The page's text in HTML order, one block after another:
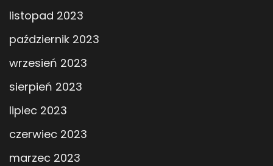
listopad 2023
październik 2023
wrzesień 2023
sierpień 2023
lipiec 2023
czerwiec 2023
marzec 2023